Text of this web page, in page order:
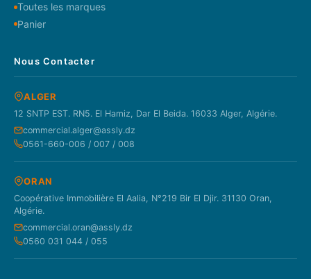
Toutes les marques
Panier
Nous Contacter
ALGER
12 SNTP EST. RN5. El Hamiz, Dar El Beida. 16033 Alger, Algérie.
commercial.alger@assly.dz
0561-660-006 / 007 / 008
ORAN
Coopérative Immobilière El Aalia, N°219 Bir El Djir. 31130 Oran,
Algérie.
commercial.oran@assly.dz
0560 031 044 / 055